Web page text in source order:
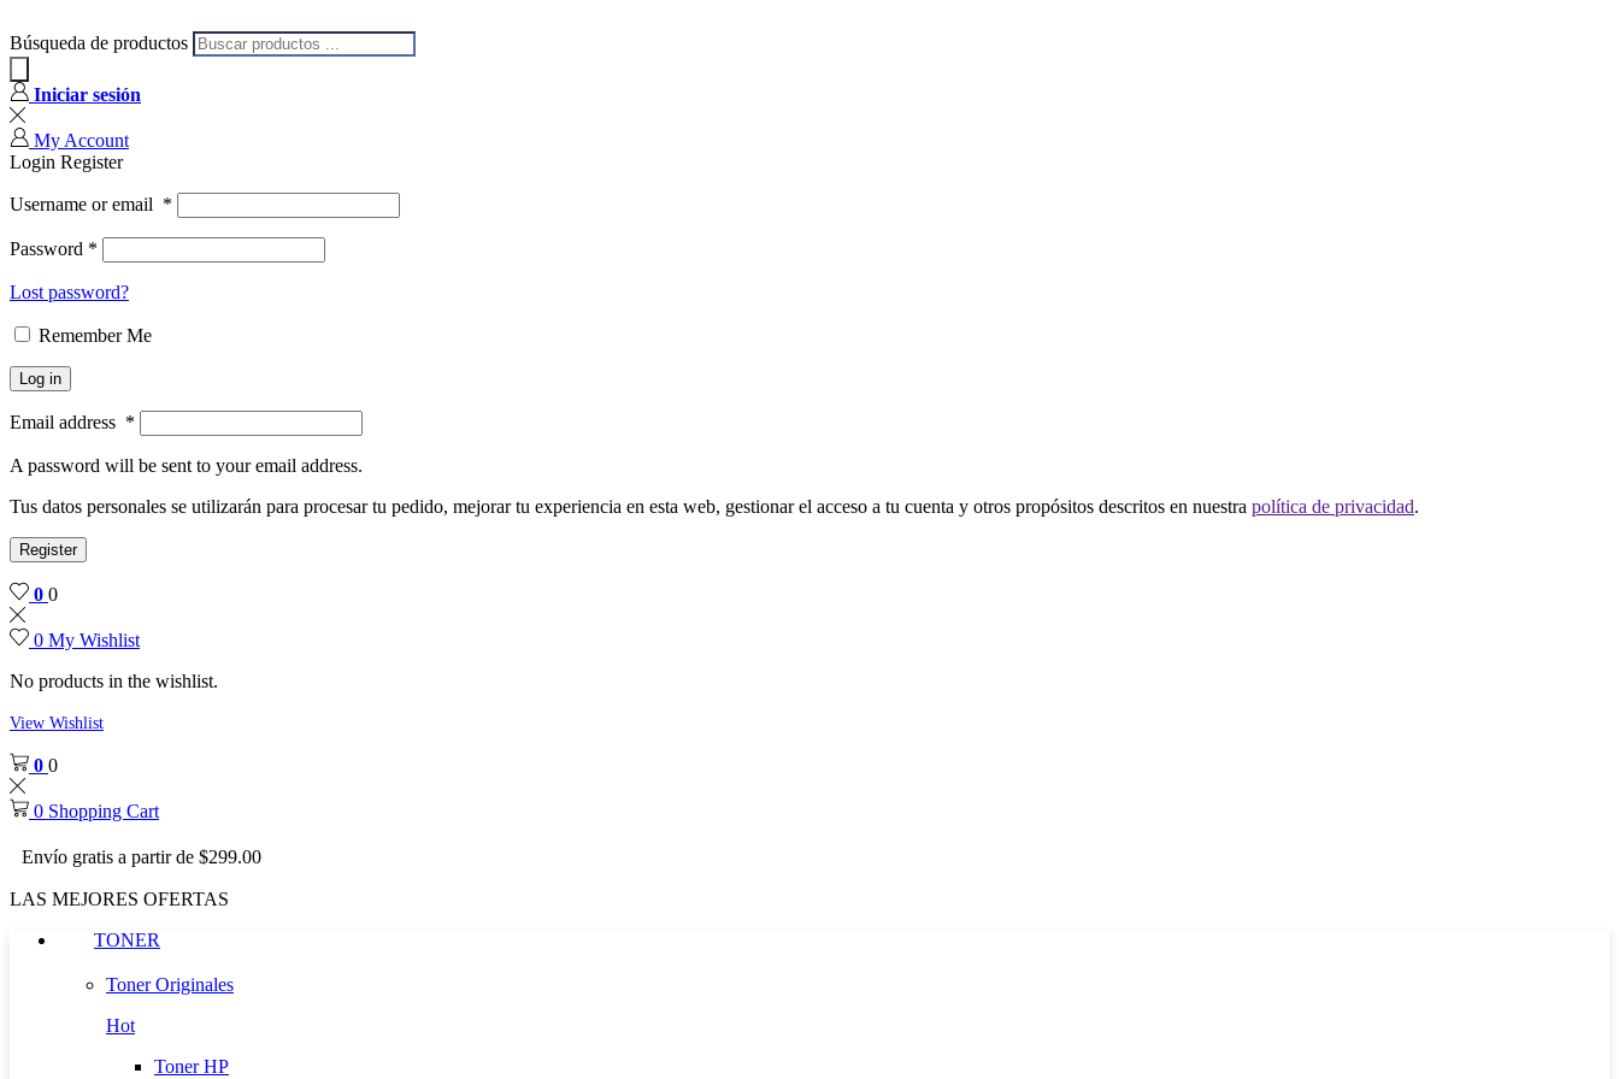
Búsqueda de productos
Iniciar sesión
My Account
Login Register
Username or email *
Password *
Lost password?
Remember Me
Log in
Email address *
A password will be sent to your email address.
Tus datos personales se utilizarán para procesar tu pedido, mejorar tu experiencia en esta web, gestionar el acceso a tu cuenta y otros propósitos descritos en nuestra política de privacidad.
Register
0 0
0 My Wishlist
No products in the wishlist.
View Wishlist
0 0
0 Shopping Cart
Envío gratis a partir de $299.00
LAS MEJORES OFERTAS
TONER
Toner Originales
Hot
Toner HP